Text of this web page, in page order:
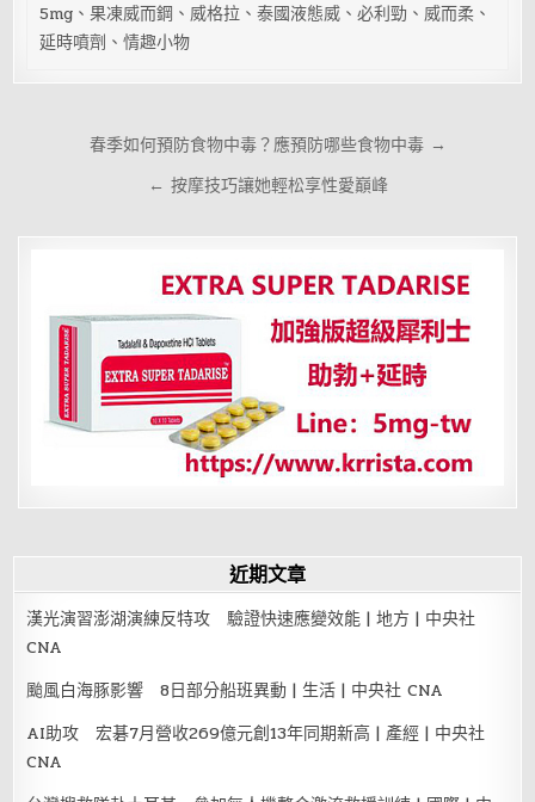
5mg、果凍威而鋼、威格拉、泰國液態威、必利勁、威而柔、
延時噴劑、情趣小物
覽
春季如何預防食物中毒？應預防哪些食物中毒 →
← 按摩技巧讓她輕松享性愛巔峰
近期文章
漢光演習澎湖演練反特攻 驗證快速應變效能 | 地方 | 中央社
CNA
颱風白海豚影響 8日部分船班異動 | 生活 | 中央社 CNA
AI助攻 宏碁7月營收269億元創13年同期新高 | 產經 | 中央社
CNA